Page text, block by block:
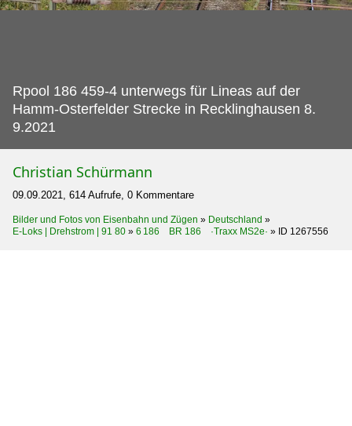
Rpool 186 459-4 unterwegs für Lineas auf der
Hamm-Osterfelder Strecke in Recklinghausen 8.
9.2021
Christian Schürmann
09.09.2021, 614 Aufrufe, 0 Kommentare
Bilder und Fotos von Eisenbahn und Zügen » Deutschland »
E-Loks | Drehstrom | 91 80 » 6 186 BR 186 ·Traxx MS2e· » ID 1267556